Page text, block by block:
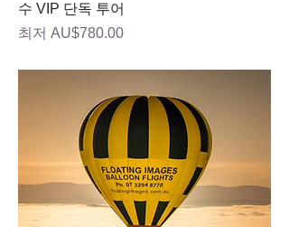
수 VIP 단독 투어
최저 AU$780.00
할인가